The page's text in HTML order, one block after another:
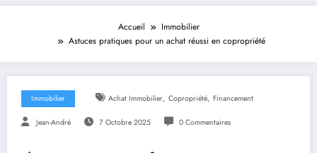
Accueil
Immobilier
Astuces pratiques pour un achat réussi en copropriété
Immobilier Achat Immobilier, Copropriété, Financement
Jean-André 7 Octobre 2025 0 Commentaires